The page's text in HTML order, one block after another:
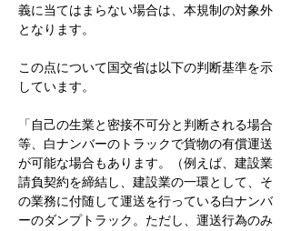
義に当てはまらない場合は、本規制の対象外
となります。
この点について国交省は以下の判断基準を示
しています。
「自己の生業と密接不可分と判断される場合
等、白ナンバーのトラックで貨物の有償運送
が可能な場合もあります。（例えば、建設業
請負契約を締結し、建設業の一環として、そ
の業務に付随して運送を行っている白ナンバ
ーのダンプトラック。ただし、運送行為のみ